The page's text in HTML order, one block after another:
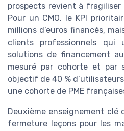
prospects revient à
Pour un CMO, le KPI
millions d’euros financés,
clients professionnels qui
solutions de financement
mesuré par cohorte et par
objectif de 40 %
une cohorte de PME
Deuxième enseignement clé
fermeture leçons pour les